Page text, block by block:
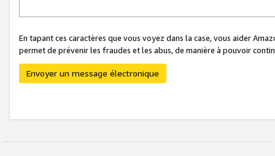
En tapant ces caractères que vous voyez dans la case, vous aider
permet de prévenir les fraudes et les abus, de manière à pouvoir
Envoyer un message électronique